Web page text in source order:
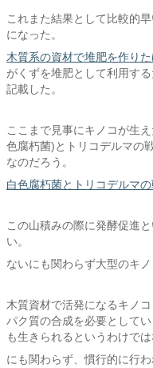
これまた結果として比較的
になった。
木質系の資材で堆肥を作り
がくずを堆肥として利用す
記載した。
ここまで見事にキノコが生
色腐朽菌)とトリコデルマの
なのだろう。
白色腐朽菌とトリコデルマ
この山積みの際に発酵促進
い。
ないにも関わらず大型のキノ
木質資材で活発になるキノ
パク質の合成を必要として
も生きられるというわけでは
にも関わらず、慣行的に行